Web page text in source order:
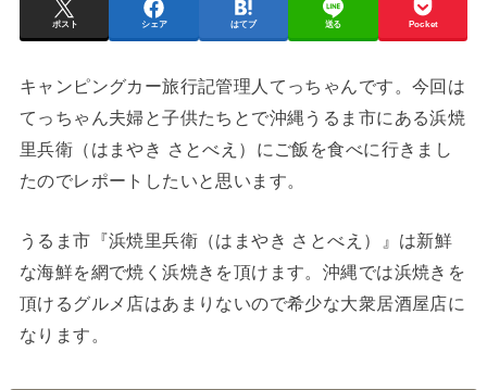
ポスト シェア はてブ 送る Pocket
キャンピングカー旅行記管理人てっちゃんです。今回は
てっちゃん夫婦と子供たちとで沖縄うるま市にある浜焼
里兵衛（はまやき さとべえ）にご飯を食べに行きまし
たのでレポートしたいと思います。
うるま市『浜焼里兵衛（はまやき さとべえ）』は新鮮
な海鮮を網で焼く浜焼きを頂けます。沖縄では浜焼きを
頂けるグルメ店はあまりないので希少な大衆居酒屋店に
なります。